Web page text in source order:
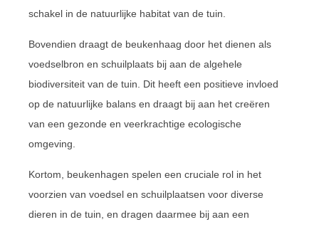
schakel in de natuurlijke habitat van de tuin.
Bovendien draagt de beukenhaag door het dienen als
voedselbron en schuilplaats bij aan de algehele
biodiversiteit van de tuin. Dit heeft een positieve invloed
op de natuurlijke balans en draagt bij aan het creëren
van een gezonde en veerkrachtige ecologische
omgeving.
Kortom, beukenhagen spelen een cruciale rol in het
voorzien van voedsel en schuilplaatsen voor diverse
dieren in de tuin, en dragen daarmee bij aan een